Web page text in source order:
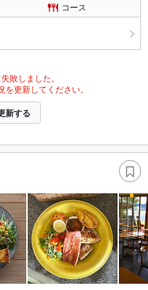
コース
敗しました。
更新してください。
新する